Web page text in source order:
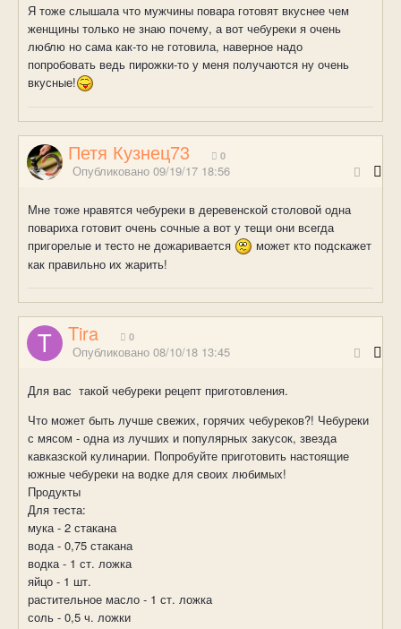
Я тоже слышала что мужчины повара готовят вкуснее чем
женщины только не знаю почему, а вот чебуреки я очень
люблю но сама как-то не готовила, наверное надо
попробовать ведь пирожки-то у меня получаются ну очень
вкусные!
Петя Кузнец73 0
Опубликовано 09/19/17 18:56
Мне тоже нравятся чебуреки в деревенской столовой одна
повариха готовит очень сочные а вот у тещи они всегда
пригорелые и тесто не дожаривается
может кто подскажет
как правильно их жарить!
Tira 0
Опубликовано 08/10/18 13:45
Для вас такой чебуреки рецепт приготовления.
Что может быть лучше свежих, горячих чебуреков?! Чебуреки
с мясом - одна из лучших и популярных закусок, звезда
кавказской кулинарии. Попробуйте приготовить настоящие
южные чебуреки на водке для своих любимых!
Продукты
Для теста:
мука - 2 стакана
вода - 0,75 стакана
водка - 1 ст. ложка
яйцо - 1 шт.
растительное масло - 1 ст. ложка
соль - 0,5 ч. ложки